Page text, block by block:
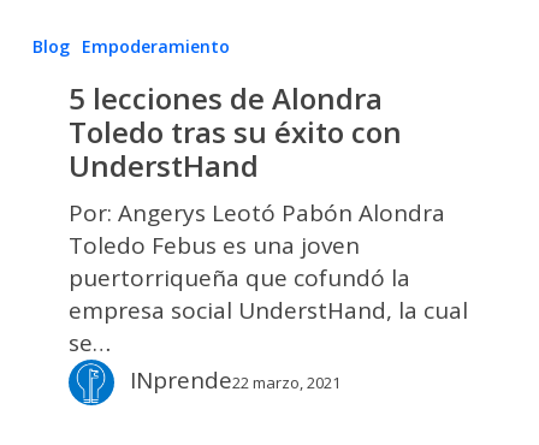
5
Alondra
Toledo
tras
éxito
con
UnderstHand
Blog Empoderamiento
5 lecciones de Alondra
Toledo tras su éxito con
UnderstHand
Por: Angerys Leotó Pabón Alondra
Toledo Febus es una joven
puertorriqueña que cofundó la
empresa social UnderstHand, la cual
se…
INprende22 marzo, 2021